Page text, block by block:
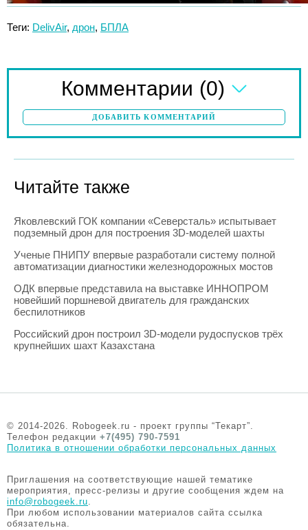
Теги: DelivAir, дрон, БПЛА
Комментарии (0)
ДОБАВИТЬ КОММЕНТАРИЙ
Читайте также
Яковлевский ГОК компании «Северсталь» испытывает
подземный дрон для построения 3D-моделей шахты
Ученые ПНИПУ впервые разработали систему полной
автоматизации диагностики железнодорожных мостов
ОДК впервые представила на выставке ИННОПРОМ
новейший поршневой двигатель для гражданских
беспилотников
Российский дрон построил 3D-модели рудоспусков трёх
крупнейших шахт Казахстана
© 2014-2026. Robogeek.ru - проект группы “Текарт”.
Телефон редакции +7(495) 790-7591
Политика в отношении обработки персональных данных
Приглашения на соответствующие нашей тематике
мероприятия, пресс-релизы и другие сообщения ждем на
info@robogeek.ru.
При любом использовании материалов сайта ссылка
обязательна.